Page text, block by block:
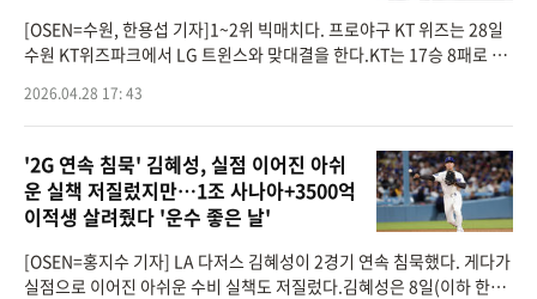
[OSEN=수원, 한용섭 기자]1~2위 빅매치다. 프로야구 KT 위즈는 28일
수원 KT위즈파크에서 LG 트윈스와 맞대결을 한다.KT는 17승 8패로 1
로 손색이 없는 매치업이다.
2026.04.28 17: 43
'2G 연속 침묵' 김혜성, 실점 이어진 아쉬
운 실책 저질렀지만…1조 사나아+3500억
이적생 살려줬다 '운수 좋은 날'
[OSEN=홍지수 기자] LA 다저스 김혜성이 2경기 연속 침묵했다. 게다가
실점으로 이어진 아쉬운 수비 실책도 저질렀다.김혜성은 8일(이하 한국